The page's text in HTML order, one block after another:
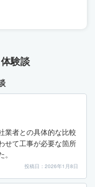
験談
業者との具体的な比較
せて工事が必要な箇所
投稿日：2026年1月8日